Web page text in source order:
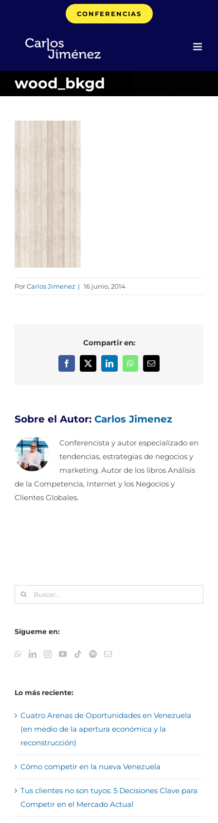
CONFERENCIAS
wood_bkgd
PorCarlos Jimenez | 16 junio, 2014
Compartir en:
Facebook
X LinkedInWhatsAppCorreo
electrónico
Sobre el Autor: Carlos Jimenez
Conferencista y autor especializado en
tendencias, estrategias de negocios y
marketing. Autor de los libros Análisis
de la Competencia, Internet y los Negocios y
Clientes Globales.
Buscar:
Sígueme en:
Lo más reciente:
Cuatro Arenas de Oportunidades en Venezuela
(en medio de la apertura económica y la
reconstrucción)
Cómo competir en la nueva Venezuela
Tus clientes no son tuyos: 5 Decisiones Clave para
Competir en el Mercado Actual